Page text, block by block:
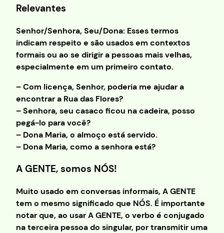
Relevantes
Senhor/Senhora, Seu/Dona: Esses termos
indicam respeito e são usados em contextos
formais ou ao se dirigir a pessoas mais velhas,
especialmente em um primeiro contato.
– Com licença, Senhor, poderia me ajudar a
encontrar a Rua das Flores?
– Senhora, seu casaco ficou na cadeira, posso
pegá-lo para você?
– Dona Maria, o almoço está servido.
– Dona Maria, como a senhora está?
A GENTE, somos NÓS!
Muito usado em conversas informais, A GENTE
tem o mesmo significado que NÓS. É importante
notar que, ao usar A GENTE, o verbo é conjugado
na terceira pessoa do singular, por transmitir uma